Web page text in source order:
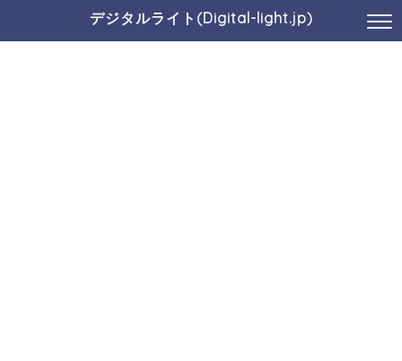
デジタルライト(Digital-light.jp)